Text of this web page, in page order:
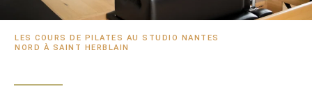
LES COURS DE PILATES AU STUDIO NANTES
NORD À SAINT HERBLAIN